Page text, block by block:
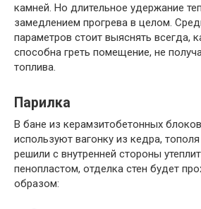
камней. Но длительное удержание
замедлением прогрева в целом.
параметров стоит выяснять всегда,
способна греть помещение, не
топлива.
Парилка
В бане из керамзитобетонных
используют вагонку из кедра,
решили с внутренней стороны
пенопластом, отделка стен будет
образом: